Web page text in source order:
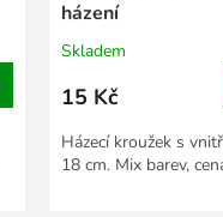
házení
Skladem
15 Kč
Házecí kroužek s
18 cm. Mix barev,